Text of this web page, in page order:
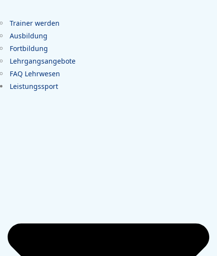
Trainer werden
Ausbildung
Fortbildung
Lehrgangsangebote
FAQ Lehrwesen
Leistungssport